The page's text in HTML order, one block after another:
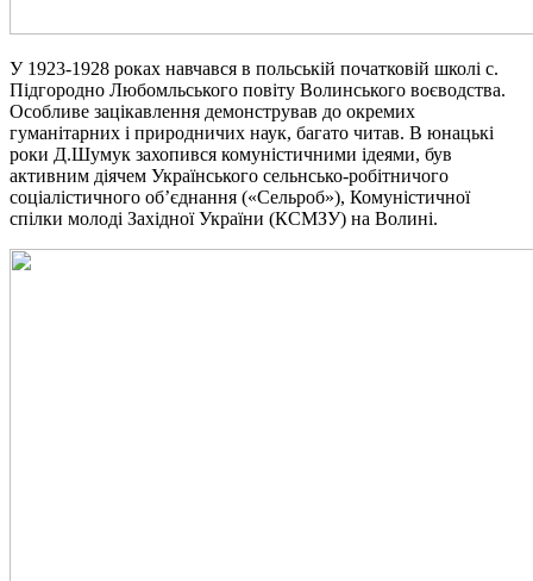
У 1923-1928 роках навчався в польській початковій школі с.
Підгородно Любомльського повіту Волинського воєводства.
Особливе зацікавлення демонстрував до окремих
гуманітарних і природничих наук, багато читав. В юнацькі
роки Д.Шумук захопився комуністичними ідеями, був
активним діячем Українського сельнсько-робітничого
соціалістичного об’єднання («Сельроб»), Комуністичної
спілки молоді Західної України (КСМЗУ) на Волині.